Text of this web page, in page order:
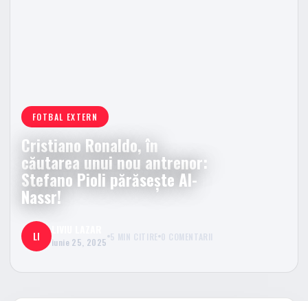
FOTBAL EXTERN
Cristiano Ronaldo, în
căutarea unui nou antrenor:
Stefano Pioli părăsește Al-
Nassr!
LI iunie 25, 2025 5 MIN CITIRE 0 COMENTARII